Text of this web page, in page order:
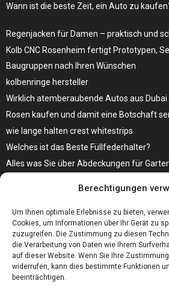
Berechtigungen
Um Ihnen optimale Erlebnisse zu bieten,
Cookies, um Informationen über Ihr Gerät zu
zuzugreifen. Die Zustimmung zu diesen
die Verarbeitung von Daten wie Ihrem
auf dieser Website. Wenn Sie Ihre
widerrufen, kann dies bestimmte Funktionen
beeinträchtigen.
Wann ist die beste Zeit, ein Auto zu
Regenjacken für Damen – praktisch und
Kolb CNC Rosenheim fertigt Prototypen,
Baugruppen nach Ihren Wünschen
kolbenringe hersteller
Wirklich atemberaubende Autos aus
Rosen kaufen und damit eine Botschaft
wie lange halten crest whitestrips
Welches ist das Beste Füllfederhalter?
Alles was Sie über Abdeckungen für
Bare Metal Server?